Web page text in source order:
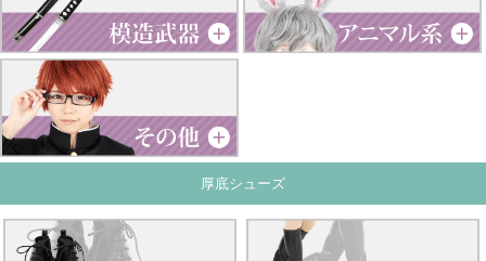
厚底シューズ